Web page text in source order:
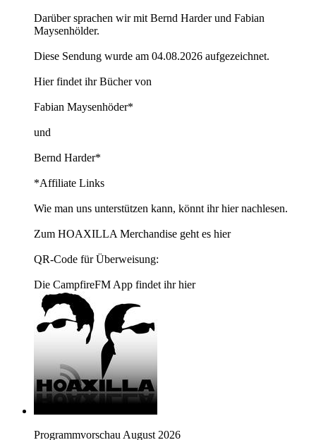
Darüber sprachen wir mit Bernd Harder und Fabian
Maysenhölder.
Diese Sendung wurde am 04.08.2026 aufgezeichnet.
Hier findet ihr Bücher von
Fabian Maysenhöder*
und
Bernd Harder*
*Affiliate Links
Wie man uns unterstützen kann, könnt ihr hier nachlesen.
Zum HOAXILLA Merchandise geht es hier
QR-Code für Überweisung:
Die CampfireFM App findet ihr hier
Programmvorschau August 2026